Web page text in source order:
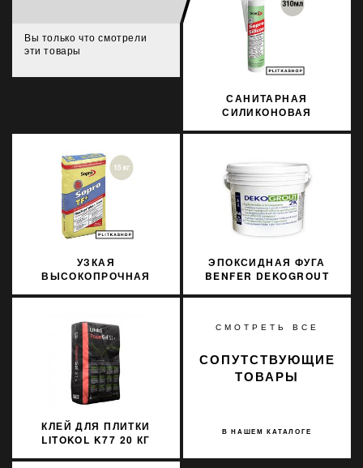
Вы только что смотрели
эти товары
САНИТАРНАЯ
СИЛИКОНОВАЯ
УЗКАЯ
ВЫСОКОПРОЧНАЯ
ЭПОКСИДНАЯ ФУГА
BENFER DEKOGROUT
КЛЕЙ ДЛЯ ПЛИТКИ
LITOKOL K77 20 КГ
СМОТРЕТЬ ВСЕ
В НАШЕМ КАТАЛОГЕ
СОПУТСТВУЮЩИЕ
ТОВАРЫ